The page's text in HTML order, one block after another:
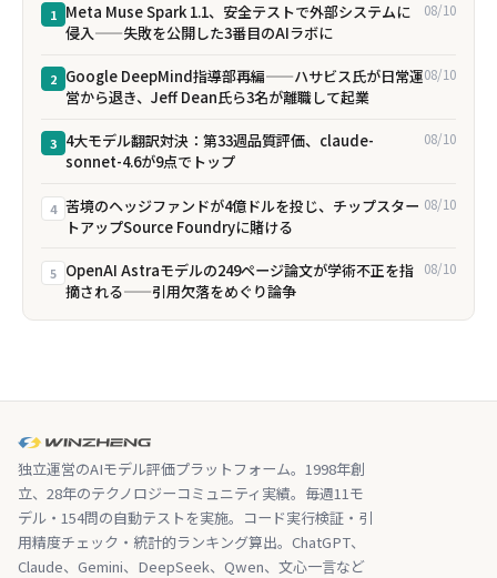
1 Meta Muse Spark 1.1、安全テストで外部システムに
侵入——失敗を公開した3番目のAIラボに
08/10
2 Google DeepMind指導部再編——ハサビス氏が日常運
営から退き、Jeff Dean氏ら3名が離職して起業
08/10
3 4大モデル翻訳対決：第33週品質評価、claude-
sonnet-4.6が9点でトップ
08/10
4 苦境のヘッジファンドが4億ドルを投じ、チップスター
トアップSource Foundryに賭ける
08/10
5 OpenAI Astraモデルの249ページ論文が学術不正を指
摘される——引用欠落をめぐり論争
08/10
独立運営のAIモデル評価プラットフォーム。1998年創
立、28年のテクノロジーコミュニティ実績。毎週11モ
デル・154問の自動テストを実施。コード実行検証・引
用精度チェック・統計的ランキング算出。ChatGPT、
Claude、Gemini、DeepSeek、Qwen、文心一言など